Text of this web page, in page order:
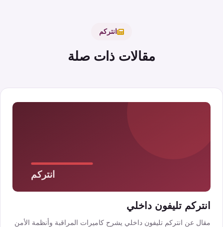
انتركم
مقالات ذات صلة
انتركم تليفون داخلي
مقال عن انتركم تليفون داخلي يشرح كاميرات المراقبة وأنظمة الأمن